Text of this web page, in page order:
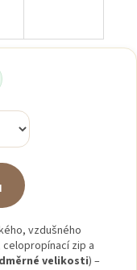
vzdušného
zip a
velikosti) –